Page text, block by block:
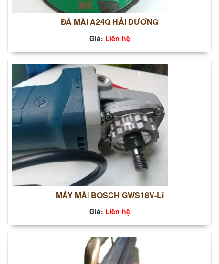
ĐÁ MÀI A24Q HẢI DƯƠNG
Giá: Liên hệ
MÁY MÀI BOSCH GWS18V-Li
Giá: Liên hệ